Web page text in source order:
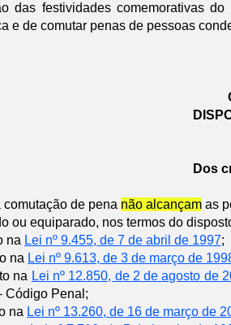
das festividades comemorativas
e de comutar penas de pessoas
Dos
comutação de pena não alcançam as
ou equiparado, nos termos do
na Lei nº 9.455, de 7 de abril de 1997;
na Lei nº 9.613, de 3 de março de
na Lei nº 12.850, de 2 de agosto de
Código Penal;
na Lei nº 13.260, de 16 de março de